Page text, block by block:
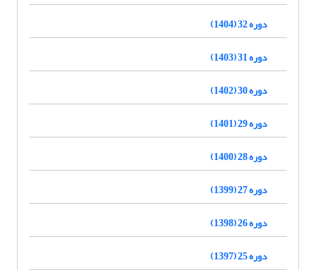
دوره 32 (1404)
دوره 31 (1403)
دوره 30 (1402)
دوره 29 (1401)
دوره 28 (1400)
دوره 27 (1399)
دوره 26 (1398)
دوره 25 (1397)